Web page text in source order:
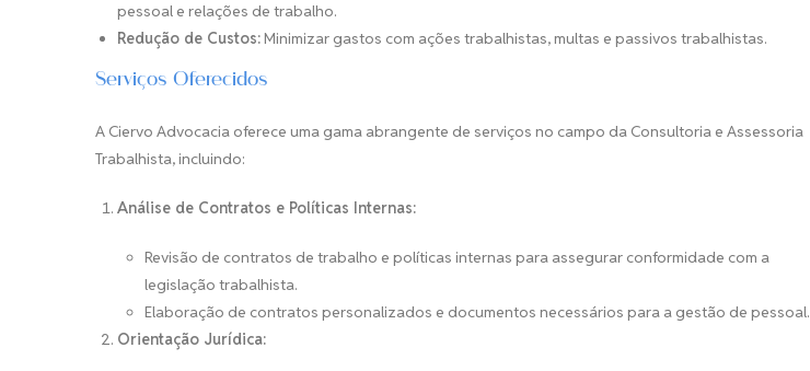
pessoal e relações de trabalho.
Redução de Custos:Minimizar gastos com ações trabalhistas, multas e passivos trabalhistas.
Serviços Oferecidos
A Ciervo Advocacia oferece uma gama abrangente de serviços no campo da Consultoria e Assessoria
Trabalhista, incluindo:
Análise de Contratos e Políticas Internas:
Revisão de contratos de trabalho e políticas internas para assegurar conformidade com a
legislação trabalhista.
Elaboração de contratos personalizados e documentos necessários para a gestão de pessoal.
Orientação Jurídica: